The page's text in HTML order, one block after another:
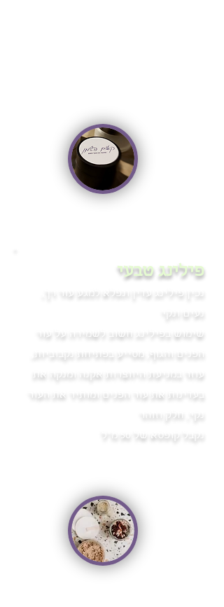
פילינג טבעי
נכין פילינג עדין ונפלא למגע עור רך,
נעים ונקי
שימוש בפילינג חשוב לשמירה על עור
הפנים והגוף, מסייע בפתיחת נקבוביות,
עוזר במניעת היווצרות אקנה ומנקה את
בעדינות את עור הפנים ומותיר את העור
נקי, חלק וזוהר
נקבל קופסא של 50 מ"ל